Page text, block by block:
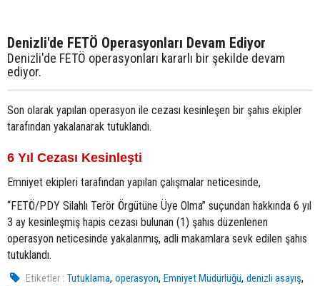
Denizli'de FETÖ Operasyonları Devam Ediyor
Denizli'de FETÖ operasyonları kararlı bir şekilde devam
ediyor.
Son olarak yapılan operasyon ile cezası kesinleşen bir şahıs ekipler
tarafından yakalanarak tutuklandı.
6 Yıl Cezası Kesinleşti
Emniyet ekipleri tarafından yapılan çalışmalar neticesinde,
“FETÖ/PDY Silahlı Terör Örgütüne Üye Olma” suçundan hakkında 6 yıl
3 ay kesinleşmiş hapis cezası bulunan (1) şahıs düzenlenen
operasyon neticesinde yakalanmış, adli makamlara sevk edilen şahıs
tutuklandı.
Etiketler : Tutuklama,operasyon,Emniyet Müdürlüğü,denizli asayış,